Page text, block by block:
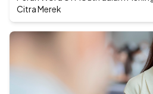
Citra Merek